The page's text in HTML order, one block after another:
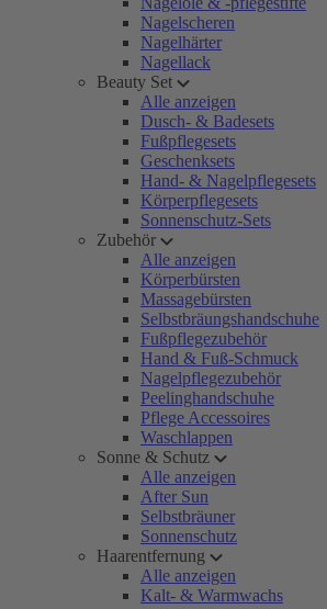
Nagelscheren
Nagelhärter
Nagellack
Beauty Set
Alle anzeigen
Dusch- & Badesets
Fußpflegesets
Geschenksets
Hand- & Nagelpflegesets
Körperpflegesets
Sonnenschutz-Sets
Zubehör
Alle anzeigen
Körperbürsten
Massagebürsten
Selbstbräungshandschuhe
Fußpflegezubehör
Hand & Fuß-Schmuck
Nagelpflegezubehör
Peelinghandschuhe
Pflege Accessoires
Waschlappen
Sonne & Schutz
Alle anzeigen
After Sun
Selbstbräuner
Sonnenschutz
Haarentfernung
Alle anzeigen
Kalt- & Warmwachs